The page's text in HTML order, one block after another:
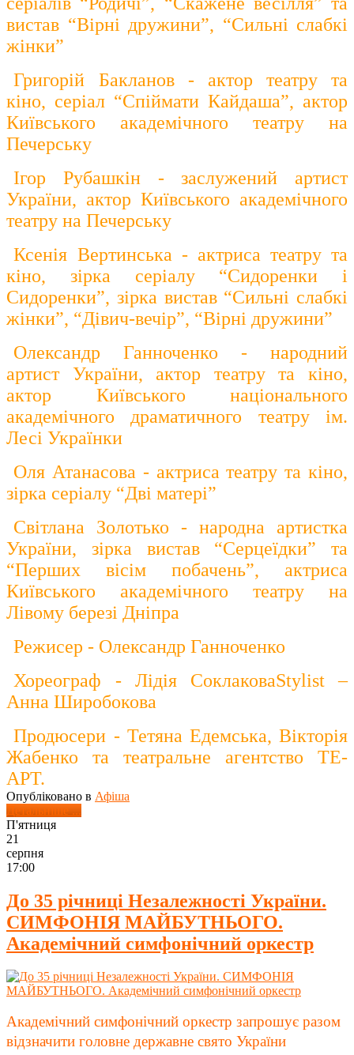
вистав “Вірні дружини”, “Сильні слабкі
жінки”
Григорій Бакланов - актор театру та
кіно, серіал “Спіймати Кайдаша”, актор
Київського академічного театру на
Печерську
Ігор Рубашкін - заслужений артист
України, актор Київського академічного
театру на Печерську
Ксенія Вертинська - актриса театру та
кіно, зірка серіалу “Сидоренки і
Сидоренки”, зірка вистав “Сильні слабкі
жінки”, “Дівич-вечір”, “Вірні дружини”
Олександр Ганноченко - народний
артист України, актор театру та кіно,
актор Київського національного
академічного драматичного театру ім.
Лесі Українки
Оля Атанасова - актриса театру та кіно,
зірка серіалу “Дві матері”
Світлана Золотько - народна артистка
України, зірка вистав “Серцеїдки” та
“Перших вісім побачень”, актриса
Київського академічного театру на
Лівому березі Дніпра
Режисер - Олександр Ганноченко
Хореограф - Лідія СоклаковаStylist –
Анна Широбокова
Продюсери - Тетяна Едемська, Вікторія
Жабенко та театральне агентство ТЕ-
АРТ.
Опубліковано в Афіша
Детальніше ...
П'ятниця
21
серпня
17:00
До 35 річниці Незалежності України.
СИМФОНІЯ МАЙБУТНЬОГО.
Академічний симфонічний оркестр
Академічний симфонічний оркестр запрошує разом
відзначити головне державне свято України